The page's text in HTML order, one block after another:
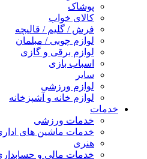
پوشاک
کالای خواب
فرش / گلیم / قالیچه
لوازم چوبی / مبلمان
لوازم برقی و گازی
اسباب بازی
سایر
لوازم ورزشی
لوازم خانه و آشپزخانه
خدمات
خدمات ورزشی
خدمات ماشین های
هنری
خدمات مالی و